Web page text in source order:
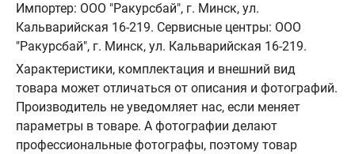
Импортер: ООО "Ракурсбай", г. Минск, ул.
Кальварийская 16-219. Сервисные центры: ООО
"Ракурсбай", г. Минск, ул. Кальварийская 16-219.
Характеристики, комплектация и внешний вид
товара может отличаться от описания и фотографий.
Производитель не уведомляет нас, если меняет
параметры в товаре. А фотографии делают
профессиональные фотографы, поэтому товар